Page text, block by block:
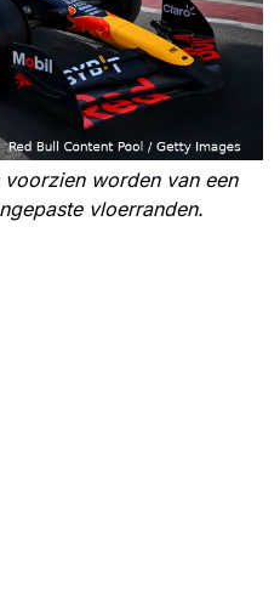
worden van een
vloerranden.